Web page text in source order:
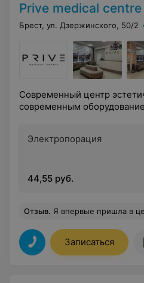
Prive medical centre
Брест, ул. Дзержинского, 50/2
Современный центр
современным
Электропорация
44,55 руб.
Отзыв. Я впервые пришла в центр. Была на
Записаться